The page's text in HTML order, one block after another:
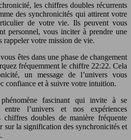
les chiffres doubles récurrents
des synchronicités qui attirent votre
de votre vie. Ils peuvent vous
personnel, vous inciter à prendre une
rappeler votre mission de vie.
êtes dans une phase de changement
fréquemment le chiffre 22:22. Cela
un message de l’univers vous
confiance et à suivre votre intuition.
fascinant qui invite à se
l’univers et nos expériences
doubles de manière fréquente
sur la signification des synchronicités et